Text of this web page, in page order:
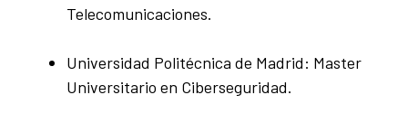
Telecomunicaciones.
Universidad Politécnica de Madrid: Master
Universitario en Ciberseguridad.